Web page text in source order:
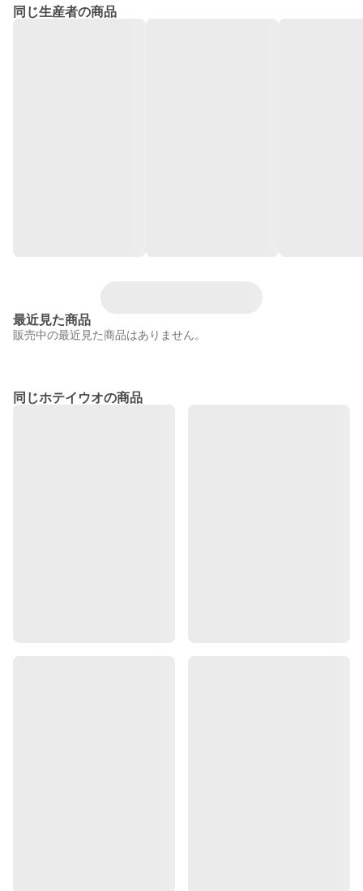
同じ生産者の商品
最近見た商品
販売中の最近見た商品はありません。
同じホテイウオの商品